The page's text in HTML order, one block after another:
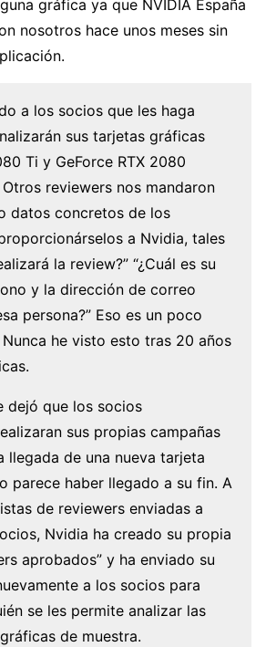
gráfica ya que NVIDIA España
nosotros hace unos meses sin
a los socios que les haga
sus tarjetas gráficas
Ti y GeForce RTX 2080
reviewers nos mandaron
datos concretos de los
a Nvidia, tales
la review?” “¿Cuál es su
y la dirección de correo
persona?” Eso es un poco
he visto esto tras 20 años
dejó que los socios
sus propias campañas
llegada de una nueva tarjeta
parece haber llegado a su fin. A
de reviewers enviadas a
Nvidia ha creado su propia
aprobados” y ha enviado su
a los socios para
se les permite analizar las
de muestra.